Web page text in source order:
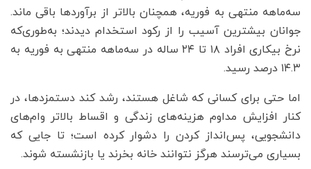
سه‌ماهه منتهی به فوریه، همچنان بالاتر از برآوردها باقی ماند.
جوانان بیشترین آسیب را از رکود استخدام دیدند؛ به‌طوری‌که
نرخ بیکاری افراد ۱۸ تا ۲۴ ساله در سه‌ماهه منتهی به فوریه به
۱۴.۳ درصد رسید.
اما حتی برای کسانی که شاغل هستند، رشد کند دستمزدها، در
کنار افزایش مداوم هزینه‌های زندگی و اقساط بالاتر وام‌های
دانشجویی، پس‌انداز کردن را دشوار کرده است؛ تا جایی که
بسیاری می‌ترسند هرگز نتوانند خانه بخرند یا بازنشسته شوند.